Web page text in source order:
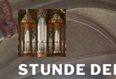
Zum
Inhalt
springen
STUNDE